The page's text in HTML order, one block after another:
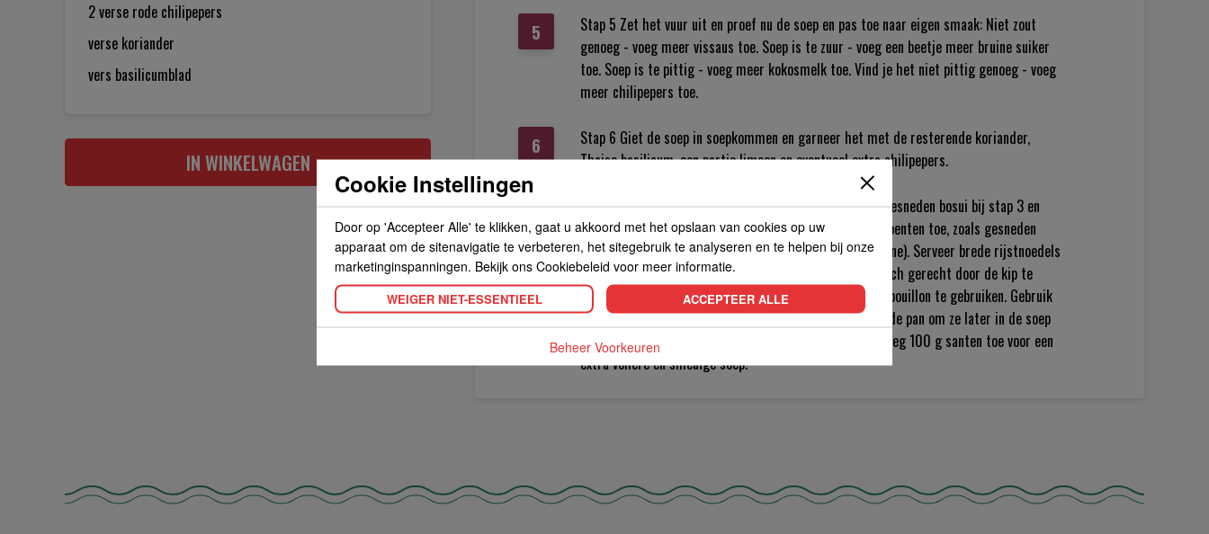
2verse rode chilipepers
verse koriander
vers basilicumblad
IN WINKELWAGEN
Stap 5 Zet het vuur uit en proef nu de soep en pas toe naar eigen smaak: Niet zout
genoeg - voeg meer vissaus toe. Soep is te zuur - voeg een beetje meer bruine suiker
toe. Soep is te pittig - voeg meer kokosmelk toe. Vind je het niet pittig genoeg - voeg
meer chilipepers toe.
Stap 6 Giet de soep in soepkommen en garneer het met de resterende koriander,
Thaise basilicum, een partje limoen en eventueel extra chilipepers.
TIPS & VARIATIES Voeg voor extra smaak een in ringen gesneden bosui bij stap 3 en
gebruik deze ook als garnering. Voeg meer of andere groenten toe, zoals gesneden
rode paprika, babymais, Thaise aubergines (eier-aubergine). Serveer brede rijstnoedels
in de Tom Kai als hoofdgerecht. Maak het een vegetarisch gerecht door de kip te
vervangen met meer champignons, groenten en groentebouillon te gebruiken. Gebruik
garnalen in plaats van kip, bak deze eerst en haal ze uit de pan om ze later in de soep
toe te voegen, anders kook je de garnalen te ver door. Voeg 100 g santen toe voor een
extra vollere en smeuïge soep.
Cookie Instellingen
Door op 'Accepteer Alle' te klikken, gaat u akkoord met het opslaan van cookies op uw
apparaat om de sitenavigatie te verbeteren, het sitegebruik te analyseren en te helpen bij onze
marketinginspanningen. Bekijk ons Cookiebeleid voor meer informatie.
WEIGER NIET-ESSENTIEEL ACCEPTEER ALLE
Beheer Voorkeuren